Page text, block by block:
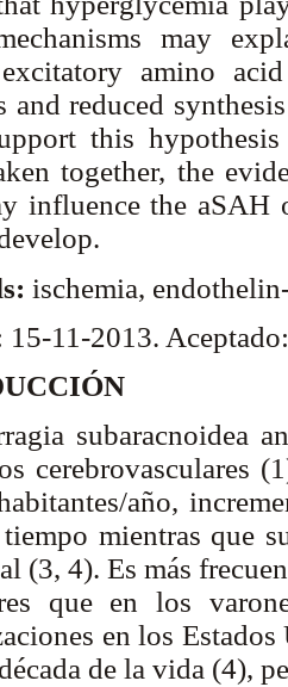
may
amino
and reduced
this
together, the
influence the aSAH
ischemia,
15-11-2013.
subaracnoidea
cerebrovasculares
año,
mientras que
(3, 4). Es más
que en los
en los
de la vida (4),